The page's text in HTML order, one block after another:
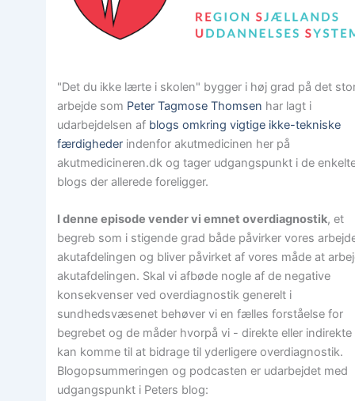
"Det du ikke lærte i skolen" bygger i høj grad på det
arbejde som Peter Tagmose Thomsen har lagt i
udarbejdelsen af blogs omkring vigtige ikke-tekniske
færdigheder indenfor akutmedicinen her på
akutmedicineren.dk og tager udgangspunkt i de
blogs der allerede foreligger.
I denne episode vender vi emnet overdiagnostik, et
begreb som i stigende grad både påvirker vores
akutafdelingen og bliver påvirket af vores måde at
akutafdelingen. Skal vi afbøde nogle af de negative
konsekvenser ved overdiagnostik generelt i
sundhedsvæsenet behøver vi en fælles forståelse for
begrebet og de måder hvorpå vi - direkte eller
kan komme til at bidrage til yderligere overdiagnostik.
Blogopsummeringen og podcasten er udarbejdet med
udgangspunkt i Peters blog: